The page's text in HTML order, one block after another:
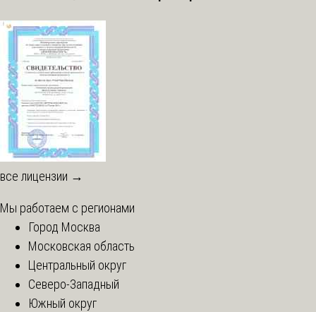
все лицензии →
Мы работаем с регионами
Город Москва
Московская область
Центральный округ
Северо-Западный
Южный округ